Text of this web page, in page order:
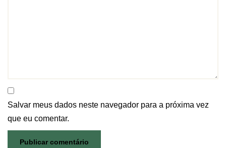
Salvar meus dados neste navegador para a próxima vez
que eu comentar.